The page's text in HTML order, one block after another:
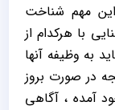
مهم شناخت
با هرکدام از
به وظیفه آنها
در صورت بروز
آمده ، آگاهی